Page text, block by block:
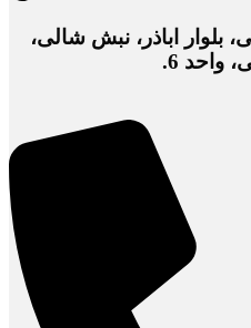
بلوار اباذر، نبش شالی،
ساختمان دفتر خدمات قضایی، واحد 6.